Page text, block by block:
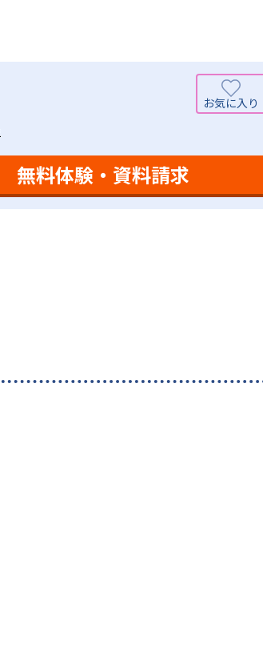
なく感じる可能性がある点だろう。相性が
無料体験・資料請求